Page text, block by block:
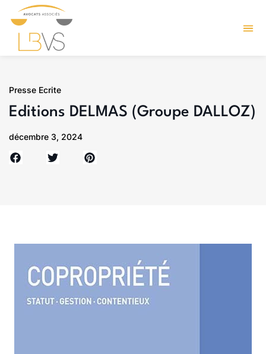
Presse Ecrite
Editions DELMAS (Groupe DALLOZ)
décembre 3, 2024